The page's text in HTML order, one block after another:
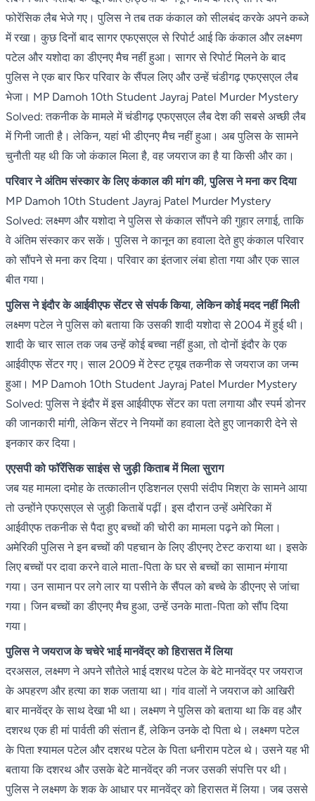
फोरेंसिक लैब भेजे गए। पुलिस ने तब तक कंकाल को सीलबंद करके अपने कब्जे
में रखा। कुछ दिनों बाद सागर एफएसएल से रिपोर्ट आई कि कंकाल और लक्ष्मण
पटेल और यशोदा का डीएनए मैच नहीं हुआ। सागर से रिपोर्ट मिलने के बाद
पुलिस ने एक बार फिर परिवार के सैंपल लिए और उन्हें चंडीगढ़ एफएसएल लैब
भेजा। MP Damoh 10th Student Jayraj Patel Murder Mystery
Solved: तकनीक के मामले में चंडीगढ़ एफएसएल लैब देश की सबसे अच्छी लैब
में गिनी जाती है। लेकिन, यहां भी डीएनए मैच नहीं हुआ। अब पुलिस के सामने
चुनौती यह थी कि जो कंकाल मिला है, वह जयराज का है या किसी और का।
परिवार ने अंतिम संस्कार के लिए कंकाल की मांग की, पुलिस ने मना कर दिया
MP Damoh 10th Student Jayraj Patel Murder Mystery
Solved: लक्ष्मण और यशोदा ने पुलिस से कंकाल सौंपने की गुहार लगाई, ताकि
वे अंतिम संस्कार कर सकें। पुलिस ने कानून का हवाला देते हुए कंकाल परिवार
को सौंपने से मना कर दिया। परिवार का इंतजार लंबा होता गया और एक साल
बीत गया।
पुलिस ने इंदौर के आईवीएफ सेंटर से संपर्क किया, लेकिन कोई मदद नहीं मिली
लक्ष्मण पटेल ने पुलिस को बताया कि उसकी शादी यशोदा से 2004 में हुई थी।
शादी के चार साल तक जब उन्हें कोई बच्चा नहीं हुआ, तो दोनों इंदौर के एक
आईवीएफ सेंटर गए। साल 2009 में टेस्ट ट्यूब तकनीक से जयराज का जन्म
हुआ। MP Damoh 10th Student Jayraj Patel Murder Mystery
Solved: पुलिस ने इंदौर में इस आईवीएफ सेंटर का पता लगाया और स्पर्म डोनर
की जानकारी मांगी, लेकिन सेंटर ने नियमों का हवाला देते हुए जानकारी देने से
इनकार कर दिया।
एएसपी को फॉरेंसिक साइंस से जुड़ी किताब में मिला सुराग
जब यह मामला दमोह के तत्कालीन एडिशनल एसपी संदीप मिश्रा के सामने आया
तो उन्होंने एफएसएल से जुड़ी किताबें पढ़ीं। इस दौरान उन्हें अमेरिका में
आईवीएफ तकनीक से पैदा हुए बच्चों की चोरी का मामला पढ़ने को मिला।
अमेरिकी पुलिस ने इन बच्चों की पहचान के लिए डीएनए टेस्ट कराया था। इसके
लिए बच्चों पर दावा करने वाले माता-पिता के घर से बच्चों का सामान मंगाया
गया। उन सामान पर लगे लार या पसीने के सैंपल को बच्चे के डीएनए से जांचा
गया। जिन बच्चों का डीएनए मैच हुआ, उन्हें उनके माता-पिता को सौंप दिया
गया।
पुलिस ने जयराज के चचेरे भाई मानवेंद्र को हिरासत में लिया
दरअसल, लक्ष्मण ने अपने सौतेले भाई दशरथ पटेल के बेटे मानवेंद्र पर जयराज
के अपहरण और हत्या का शक जताया था। गांव वालों ने जयराज को आखिरी
बार मानवेंद्र के साथ देखा भी था। लक्ष्मण ने पुलिस को बताया था कि वह और
दशरथ एक ही मां पार्वती की संतान हैं, लेकिन उनके दो पिता थे। लक्ष्मण पटेल
के पिता श्यामल पटेल और दशरथ पटेल के पिता धनीराम पटेल थे। उसने यह भी
बताया कि दशरथ और उसके बेटे मानवेंद्र की नजर उसकी संपत्ति पर थी।
पुलिस ने लक्ष्मण के शक के आधार पर मानवेंद्र को हिरासत में लिया। जब उससे